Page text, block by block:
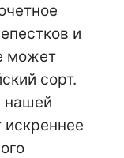
и
может
сорт.
нашей
искреннее